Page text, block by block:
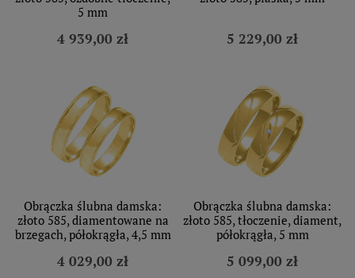
5 mm
4 939,00 zł 5 229,00 zł
Obrączka ślubna damska:
złoto 585, diamentowane na
brzegach, półokrągła, 4,5 mm
4 029,00 zł
Obrączka ślubna damska:
złoto 585, tłoczenie, diament,
półokrągła, 5 mm
5 099,00 zł